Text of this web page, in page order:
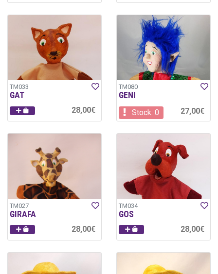
TM033
GAT
28,00€
TM080
GENI
Stock: 0 27,00€
TM027
GIRAFA
28,00€
TM034
GOS
28,00€